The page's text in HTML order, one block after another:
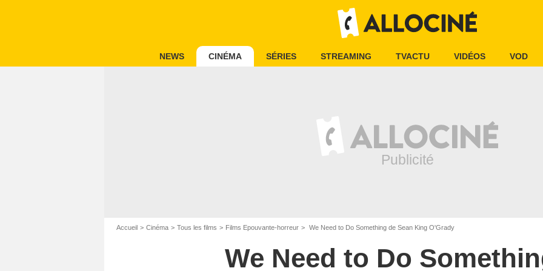
NEWS CINÉMA SÉRIES STREAMING TVACTU VIDÉOS VOD
Accueil Cinéma Tous les films Films Epouvante-horreur We Need to Do Something de Sean King O'Grady
We Need to Do